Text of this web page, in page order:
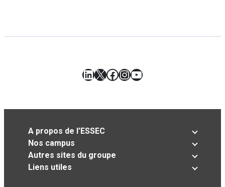
LinkedIn
X Facebook
Instagram
YouTube
A propos de l’ESSEC
Nos campus
Autres sites du groupe
Liens utiles